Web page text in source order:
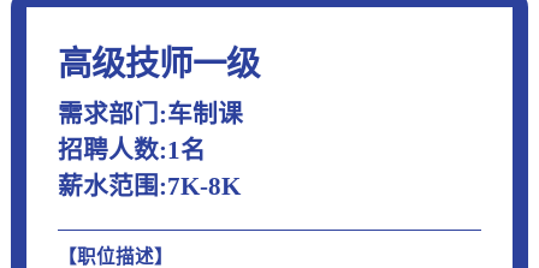
高级技师一级
需求部门:车制课
招聘人数:1名
薪水范围:7K-8K
【职位描述】